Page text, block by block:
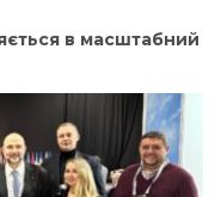
в масштабний